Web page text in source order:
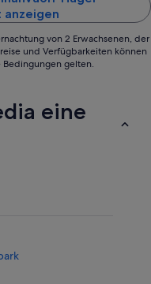
von 2 Erwachsenen, der
und Verfügbarkeiten können
Bedingungen gelten.
eine